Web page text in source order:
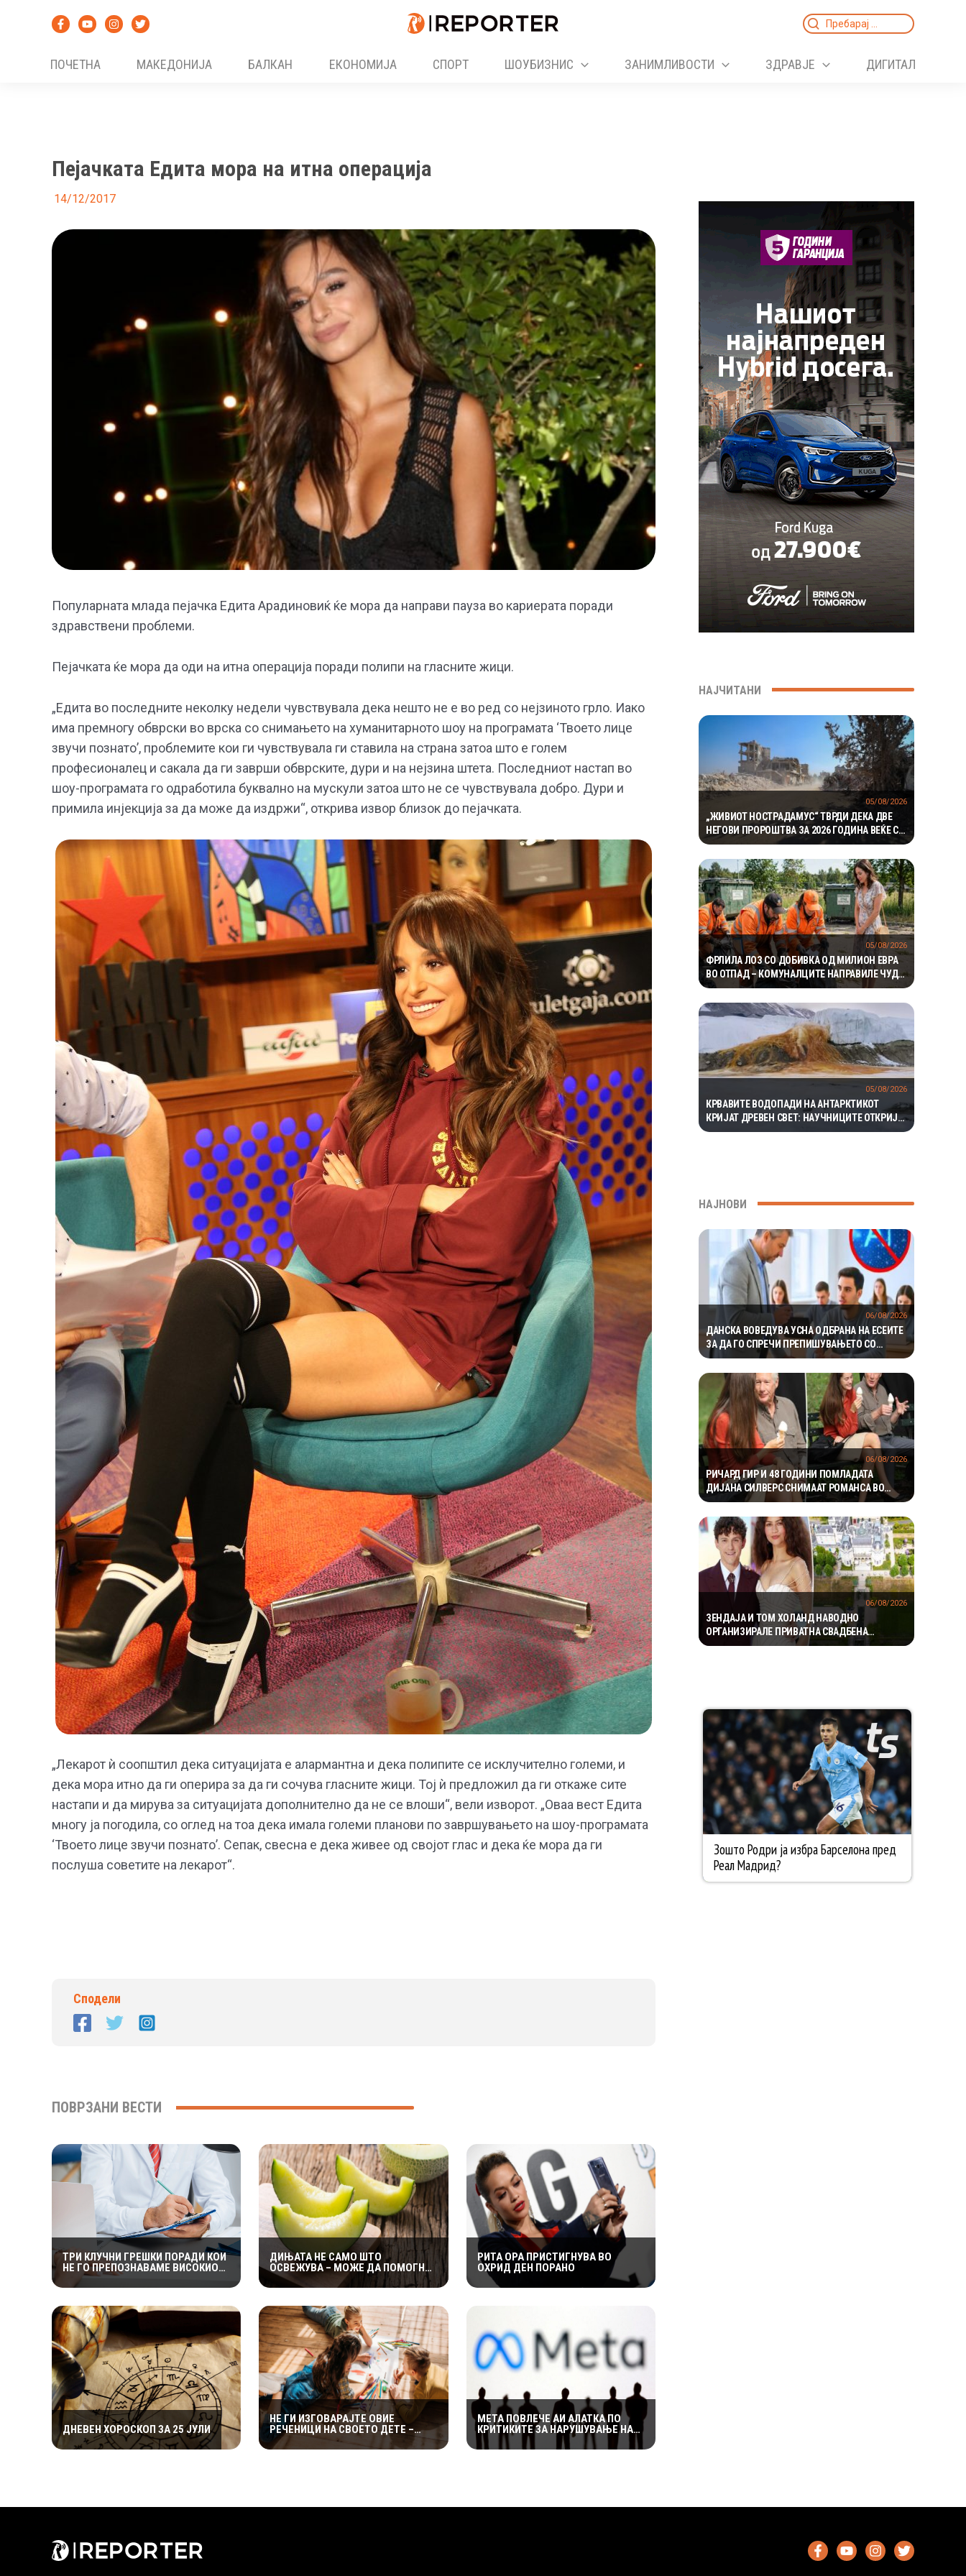
Search
ПОЧЕТНА
МАКЕДОНИЈА БАЛКАН ЕКОНОМИЈА СПОРТ ШОУБИЗНИС ЗАНИМЛИВОСТИ ЗДРАВЈЕ ДИГИТАЛ
Пејачката Едита мора на итна операција
14/12/2017
Популарната млада пејачка Едита Арадиновиќ ќе мора да направи пауза во кариерата поради
здравствени проблеми.
Пејачката ќе мора да оди на итна операција поради полипи на гласните жици.
„Едита во последните неколку недели чувствувала дека нешто не е во ред со нејзиното грло. Иако
има премногу обврски во врска со снимањето на хуманитарното шоу на програмата ‘Твоето лице
звучи познато’, проблемите кои ги чувствувала ги ставила на страна затоа што е голем
професионалец и сакала да ги заврши обврските, дури и на нејзина штета. Последниот настап во
шоу-програмата го одработила буквално на мускули затоа што не се чувствувала добро. Дури и
примила инјекција за да може да издржи“, открива извор близок до пејачката.
„Лекарот ѝ соопштил дека ситуацијата е алармантна и дека полипите се исклучително големи, и
дека мора итно да ги оперира за да ги сочува гласните жици. Тој ѝ предложил да ги откаже сите
настапи и да мирува за ситуацијата дополнително да не се влоши“, вели изворот. „Оваа вест Едита
многу ја погодила, со оглед на тоа дека имала големи планови по завршувањето на шоу-програмата
‘Твоето лице звучи познато’. Сепак, свесна е дека живее од својот глас и дека ќе мора да ги
послуша советите на лекарот“.
Сподели
ПОВРЗАНИ ВЕСТИ
ТРИ КЛУЧНИ ГРЕШКИ ПОРАДИ КОИ
НЕ ГО ПРЕПОЗНАВАМЕ ВИСОКИОТ
КРВЕН ПРИТИСОК
ДИЊАТА НЕ САМО ШТО
ОСВЕЖУВА – МОЖЕ ДА ПОМОГНЕ
И ПРОТИВ ЗАДРЖУВАЊЕ
ТЕЧНОСТИ
РИТА ОРА ПРИСТИГНУВА ВО
ОХРИД ДЕН ПОРАНО
ДНЕВЕН ХОРОСКОП ЗА 25 ЈУЛИ
НЕ ГИ ИЗГОВАРАЈТЕ ОВИЕ
РЕЧЕНИЦИ НА СВОЕТО ДЕТЕ –
МОЖАТ ДА ОСТАВАТ ТРАЈНИ
ПОСЛЕДИЦИ
МЕТА ПОВЛЕЧЕ АИ АЛАТКА ПО
КРИТИКИТЕ ЗА НАРУШУВАЊЕ НА
ПРИВАТНОСТА НА КОРИСНИЦИТЕ
НАЈЧИТАНИ
„ЖИВИОТ НОСТРАДАМУС“ ТВРДИ ДЕКА ДВЕ
НЕГОВИ ПРОРОШТВА ЗА 2026 ГОДИНА ВЕЌЕ СЕ
ОСТВАРИЛЕ – СЕГА ПРЕДУПРЕДУВА НА ТРЕТО
05/08/2026
ФРЛИЛА ЛОЗ СО ДОБИВКА ОД МИЛИОН ЕВРА
ВО ОТПАД – КОМУНАЛЦИТЕ НАПРАВИЛЕ ЧУДО
ЗА ДА ГО ПРОНАЈДАТ
05/08/2026
КРВАВИТЕ ВОДОПАДИ НА АНТАРКТИКОТ
КРИЈАТ ДРЕВЕН СВЕТ: НАУЧНИЦИТЕ ОТКРИЈА
ЕКОСИСТЕМ ИЗОЛИРАН ПОВЕЌЕ ОД 1,5
05/08/2026
НАЈНОВИ
ДАНСКА ВОВЕДУВА УСНА ОДБРАНА НА ЕСЕИТЕ
ЗА ДА ГО СПРЕЧИ ПРЕПИШУВАЊЕТО СО
ВЕШТАЧКА ИНТЕЛИГЕНЦИЈА
06/08/2026
РИЧАРД ГИР И 48 ГОДИНИ ПОМЛАДАТА
ДИЈАНА СИЛВЕРС СНИМААТ РОМАНСА ВО
ЊУЈОРК
06/08/2026
ЗЕНДАЈА И ТОМ ХОЛАНД НАВОДНО
ОРГАНИЗИРАЛЕ ПРИВАТНА СВАДБЕНА
ПРОСЛАВА ВО АНГЛИЈА, ОТКАКО ТАЈНО СЕ
06/08/2026